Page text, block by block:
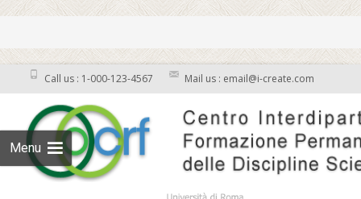
Call us : 1-000-123-4567 Mail us : email@i-create.com
Menu